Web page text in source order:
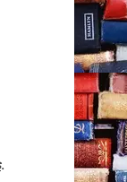
.